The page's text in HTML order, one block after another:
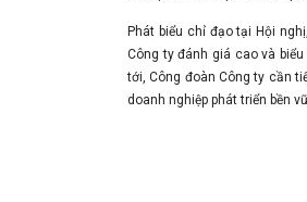
Phát biểu chỉ đạo tại Hội
Công ty đánh giá cao và
tới, Công đoàn Công ty cần
doanh nghiệp phát triển bền